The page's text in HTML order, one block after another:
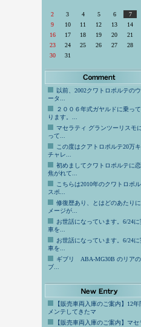
2
3 4 5 6 7
9
10 11 12 13 14
16
17 18 19 20 21
23
24 25 26 27 28
30
31
以前、2002クワトロポルテのウ
ータ...
２００６年式ガヤルドに乗っ
ります。...
マセラティ グランツーリスモ
って...
この度はクアトロポルテ20万キ
チャレ...
初めましてクワトロポルテに
焦がれて...
こちらは2010年のクワトロポ
スポ...
修復歴あり、とはどのあたり
メージが...
お世話になっています。6/24に
車を...
お世話になっています。6/24に
車を...
ギブリ ABA-MG30B のリアの
ブ...
【販売車両入庫のご案内】12年
メンテしてきたマ
【販売車両入庫のご案内】マセ